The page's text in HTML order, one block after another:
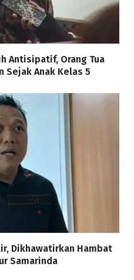
Antisipatif, Orang Tua
Sejak Anak Kelas 5
Dikhawatirkan Hambat
Samarinda